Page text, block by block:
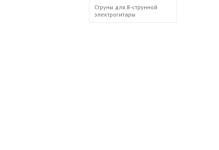
Струны для 8-струнной
электрогитары